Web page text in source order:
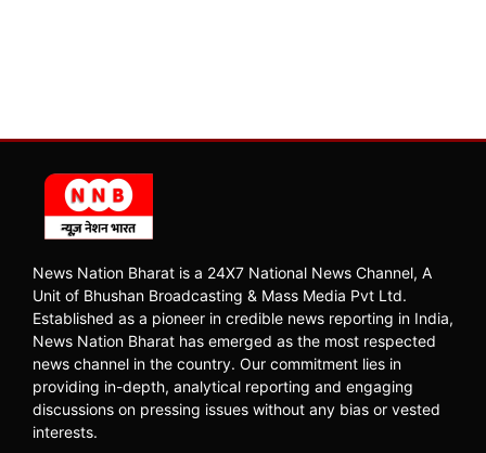
News Nation Bharat is a 24X7 National News Channel, A
Unit of Bhushan Broadcasting & Mass Media Pvt Ltd.
Established as a pioneer in credible news reporting in India,
News Nation Bharat has emerged as the most respected
news channel in the country. Our commitment lies in
providing in-depth, analytical reporting and engaging
discussions on pressing issues without any bias or vested
interests.